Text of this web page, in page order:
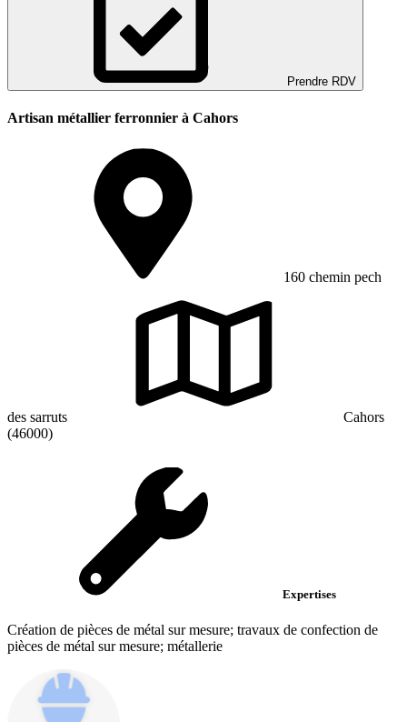
Prendre RDV
Artisan métallier ferronnier à Cahors
160 chemin pech
des sarruts
Cahors
(46000)
Expertises
Création de pièces de métal sur mesure; travaux de confection de
pièces de métal sur mesure; métallerie